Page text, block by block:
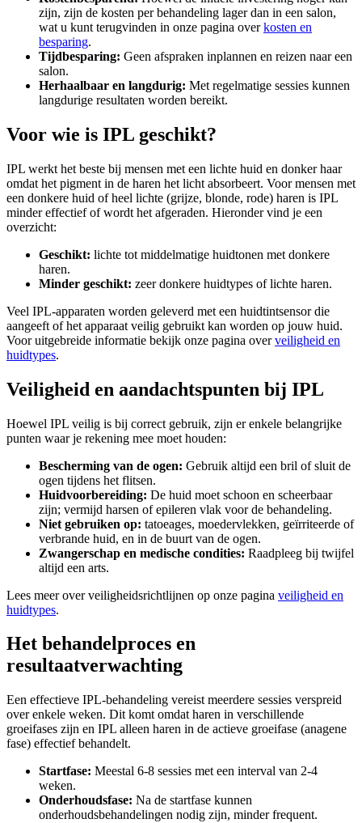
zijn, zijn de kosten per behandeling lager dan in een salon,
wat u kunt terugvinden in onze pagina overkosten en
besparing.
Tijdbesparing: Geen afspraken inplannen en reizen naar een
salon.
Herhaalbaar en langdurig: Met regelmatige sessies kunnen
langdurige resultaten worden bereikt.
Voor wie is IPL geschikt?
IPL werkt het beste bij mensen met een lichte huid en donker haar
omdat het pigment in de haren het licht absorbeert. Voor mensen met
een donkere huid of heel lichte (grijze, blonde, rode) haren is IPL
minder effectief of wordt het afgeraden. Hieronder vind je een
overzicht:
Geschikt: lichte tot middelmatige huidtonen met donkere
haren.
Minder geschikt: zeer donkere huidtypes of lichte haren.
Veel IPL-apparaten worden geleverd met een huidtintsensor die
aangeeft of het apparaat veilig gebruikt kan worden op jouw huid.
Voor uitgebreide informatie bekijk onze pagina overveiligheid en
huidtypes.
Veiligheid en aandachtspunten bij IPL
Hoewel IPL veilig is bij correct gebruik, zijn er enkele belangrijke
punten waar je rekening mee moet houden:
Bescherming van de ogen: Gebruik altijd een bril of sluit de
ogen tijdens het flitsen.
Huidvoorbereiding: De huid moet schoon en scheerbaar
zijn; vermijd harsen of epileren vlak voor de behandeling.
Niet gebruiken op: tatoeages, moedervlekken, geïrriteerde of
verbrande huid, en in de buurt van de ogen.
Zwangerschap en medische condities: Raadpleeg bij twijfel
altijd een arts.
Lees meer over veiligheidsrichtlijnen op onze pagina veiligheid en
huidtypes.
Het behandelproces en
resultaatverwachting
Een effectieve IPL-behandeling vereist meerdere sessies verspreid
over enkele weken. Dit komt omdat haren in verschillende
groeifases zijn en IPL alleen haren in de actieve groeifase (anagene
fase) effectief behandelt.
Startfase: Meestal 6-8 sessies met een interval van 2-4
weken.
Onderhoudsfase: Na de startfase kunnen
onderhoudsbehandelingen nodig zijn, minder frequent.